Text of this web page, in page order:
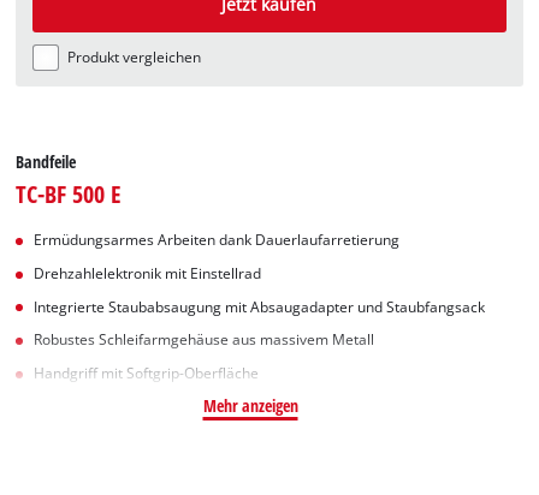
Art.-Nr: 4419817
Produkt vergleichen
Bandfeile
TC-BF 500 E
Ermüdungsarmes Arbeiten dank Dauerlaufarretierung
Drehzahlelektronik mit Einstellrad
Integrierte Staubabsaugung mit Absaugadapter und Staubfangsack
Robustes Schleifarmgehäuse aus massivem Metall
Handgriff mit Softgrip-Oberfläche
Mehr anzeigen